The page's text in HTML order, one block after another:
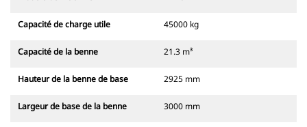
Capacité de charge utile 45000 kg
Capacité de la benne 21.3 m³
Hauteur de la benne de base 2925 mm
Largeur de base de la benne 3000 mm